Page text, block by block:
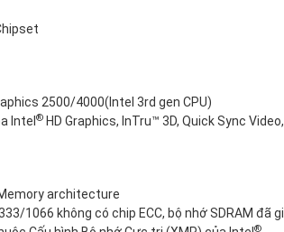
2500/4000(Intel 3rd gen CPU)
Intel ® HD Graphics, InTru™ 3D, Quick Sync
architecture
1066 không có chip ECC, bộ nhớ SDRAM đã
®